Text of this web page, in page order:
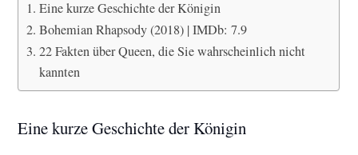
Eine kurze Geschichte der Königin
Bohemian Rhapsody (2018) | IMDb: 7.9
22 Fakten über Queen, die Sie wahrscheinlich nicht
kannten
Eine kurze Geschichte der Königin